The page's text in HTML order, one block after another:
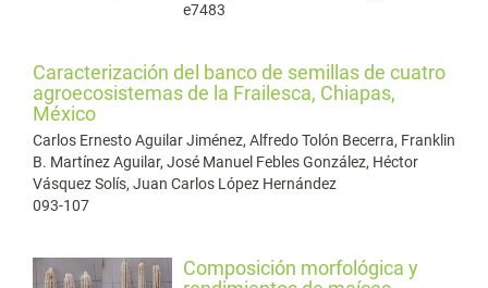
e7483
Caracterización del banco de semillas de cuatro
agroecosistemas de la Frailesca, Chiapas,
México
Carlos Ernesto Aguilar Jiménez, Alfredo Tolón Becerra, Franklin
B. Martínez Aguilar, José Manuel Febles González, Héctor
Vásquez Solís, Juan Carlos López Hernández
093-107
Composición morfológica y